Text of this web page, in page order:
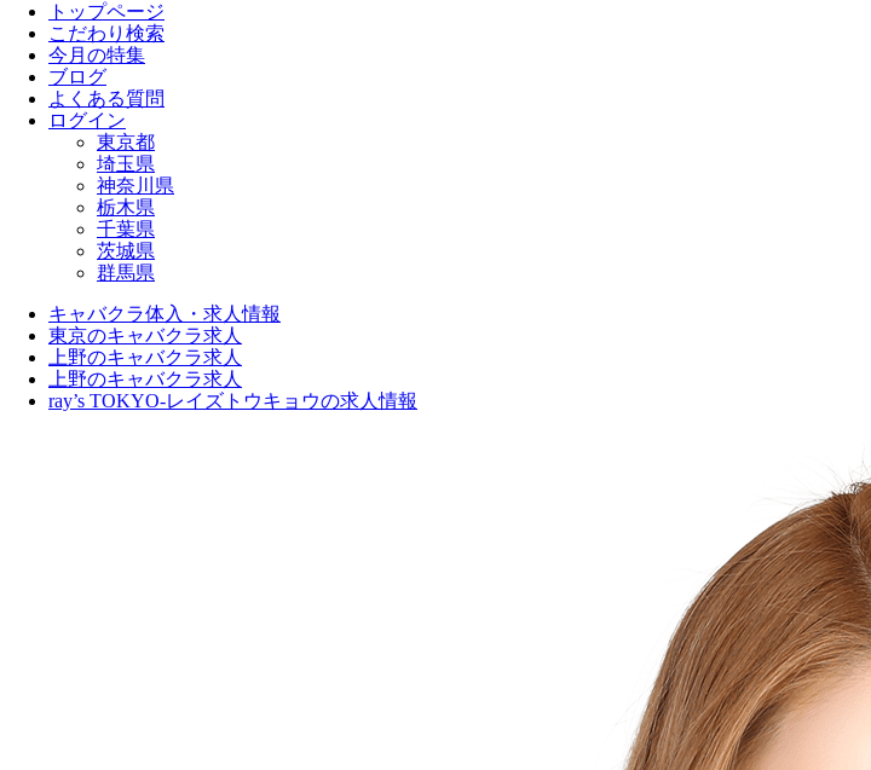
トップページ
こだわり検索
今月の特集
ブログ
よくある質問
ログイン
東京都
埼玉県
神奈川県
栃木県
千葉県
茨城県
群馬県
キャバクラ体入・求人情報
東京のキャバクラ求人
上野のキャバクラ求人
上野のキャバクラ求人
ray’s TOKYO-レイズトウキョウの求人情報